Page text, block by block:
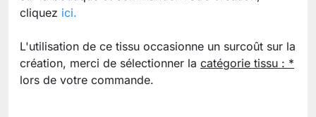
cliquez ici.
L'utilisation de ce tissu occasionne un surcoût sur la
création, merci de sélectionner la catégorie tissu : *
lors de votre commande.